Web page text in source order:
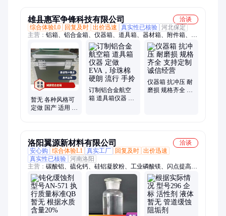
雄县惠军争锋科技有限公司
洽谈
综合体验L0
回复及时 出价迅速 真实性已核验 河北保定
主营： 铝箱、铝合金箱、仪器箱、道具箱、器材箱、附件箱、收
纳箱、航空箱、工具箱、电子仪表箱、实验仪器包装箱、消防器
材箱、指挥作业箱、侦查作业箱、勘测仪器包装箱、仪器仪表
箱、乐器包装箱、舞台道具箱、服装道具箱、运输储备箱、通讯
设备箱、五金工具箱、铝合金航空箱、产品展示箱、物资器材箱
暂无 各种风格可
定做 国产 适用 仪
订制铝合金航空
箱 道具箱仪器 定
仪器箱 抗冲压 耐
磨损 规格齐全 支
洛阳翼源新材料有限公司
洽谈
安心购
综合体验L1 真实工厂 回复及时 出价迅速
真实性已核验 河南洛阳
主营： 碳酸铝、硫化钙、硅铝凝胶粉、工业磷酸镁、闪点提高
剂、表面活性剂、耐火材料、水处理原材料